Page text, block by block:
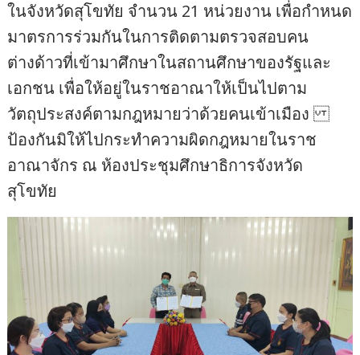
ในจังหวัดสุโขทัย จำนวน 21 หน่วยงาน เพื่อกำหนด
มาตรการร่วมกันในการติดตามตรวจสอบคน
ต่างด้าวที่เข้ามาศึกษาในสถานศึกษาของรัฐและ
เอกชน เพื่อให้อยู่ในราชอาณาให้เป็นไปตาม
วัตถุประสงค์ตามกฎหมายว่าด้วยคนเข้าเมือง
ป้องกันมิให้ไปกระทำความผิดกฎหมายในราช
อาณาจักร ณ ห้องประชุมศึกษาธิการจังหวัด
สุโขทัย